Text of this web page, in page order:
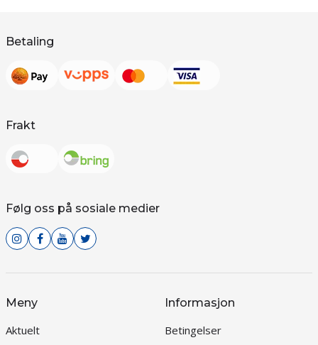
Betaling
Frakt
Følg oss på sosiale medier
Meny
Aktuelt
Informasjon
Betingelser